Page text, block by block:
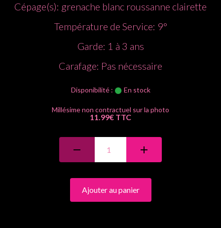
Cépage(s): grenache blanc roussanne clairette
Température de Service: 9°
Garde: 1 à 3 ans
Carafage: Pas nécessaire
Disponibilité : En stock
11.99€ TTC
Ajouter au panier